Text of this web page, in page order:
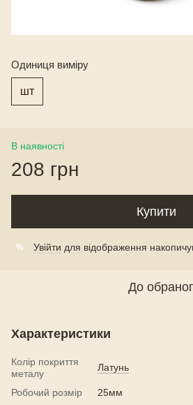
Одиниця виміру
шт
В наявності
208 грн
Купити
% Увійти для відображення
До
Характеристики
Колір покриття
металу
Латунь
Робочий розмір
25мм